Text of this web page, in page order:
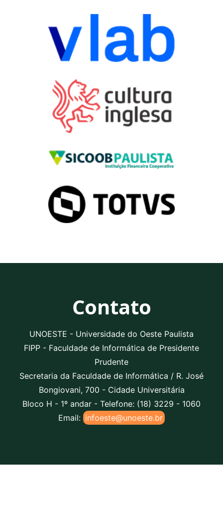
Contato
UNOESTE - Universidade do Oeste Paulista
FIPP - Faculdade de Informática de Presidente
Prudente
Secretaria da Faculdade de Informática / R. José
Bongiovani, 700 - Cidade Universitária
Bloco H - 1º andar - Telefone: (18) 3229 - 1060
Email: infoeste@unoeste.br